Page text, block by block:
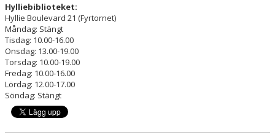
Hylliebiblioteket:
Hyllie Boulevard 21 (Fyrtornet)
Måndag: Stängt
Tisdag: 10.00-16.00
Onsdag: 13.00-19.00
Torsdag: 10.00-19.00
Fredag: 10.00-16.00
Lördag: 12.00-17.00
Söndag: Stängt